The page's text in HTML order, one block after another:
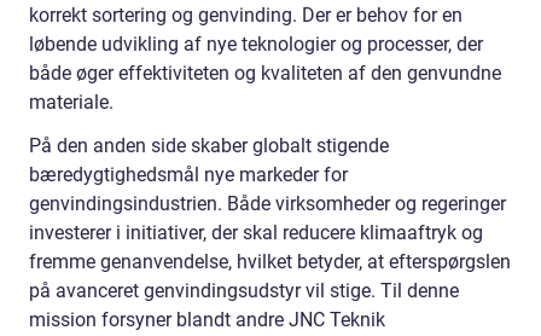
korrekt sortering og genvinding. Der er behov for en
løbende udvikling af nye teknologier og processer, der
både øger effektiviteten og kvaliteten af den genvundne
materiale.
På den anden side skaber globalt stigende
bæredygtighedsmål nye markeder for
genvindingsindustrien. Både virksomheder og regeringer
investerer i initiativer, der skal reducere klimaaftryk og
fremme genanvendelse, hvilket betyder, at efterspørgslen
på avanceret genvindingsudstyr vil stige. Til denne
mission forsyner blandt andre JNC Teknik